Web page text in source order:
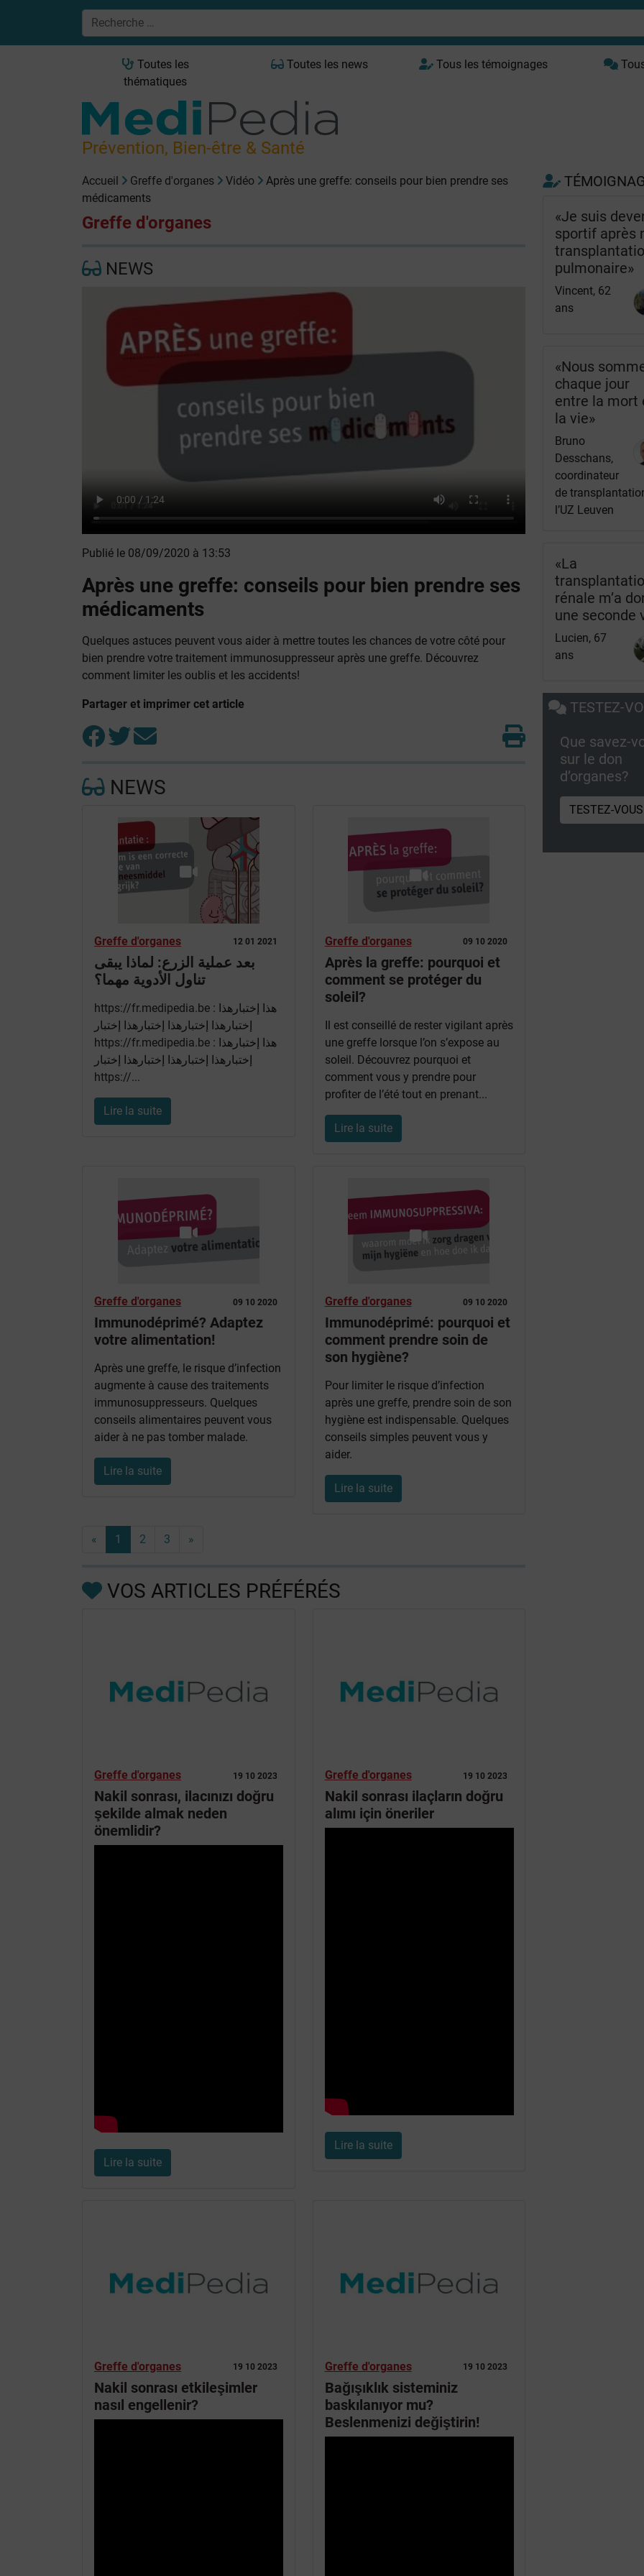
Toutes les
thématiques
Toutes les news Tous les témoignages
Prévention, Bien-être & Santé
Accueil Greffe d'organes Vidéo
Après une greffe: conseils pour bien prendre ses
médicaments
Greffe d'organes
NEWS
Publié le 08/09/2020 à 13:53
Après une greffe: conseils pour bien prendre ses
médicaments
Quelques astuces peuvent vous aider à mettre toutes les chances de votre côté pour
bien prendre votre traitement immunosuppresseur après une greffe. Découvrez
comment limiter les oublis et les accidents!
Partager et imprimer cet article
NEWS
12 01 2021
Greffe d'organes
بعد عملية الزرع: لماذا يبقى
تناول الأدوية مهما؟
https://fr.medipedia.be : هذا إختبارهذا
https://fr.medipedia.be : هذا إختبارهذا
https://...
Lire la suite
09 10 2020
Greffe d'organes
Après la greffe: pourquoi et
comment se protéger du
soleil?
Il est conseillé de rester vigilant après
une greffe lorsque l’on s’expose au
soleil. Découvrez pourquoi et
comment vous y prendre pour
profiter de l’été tout en prenant...
Lire la suite
09 10 2020
Greffe d'organes
Immunodéprimé? Adaptez
votre alimentation!
Après une greffe, le risque d’infection
augmente à cause des traitements
immunosuppresseurs. Quelques
conseils alimentaires peuvent vous
aider à ne pas tomber malade.
Lire la suite
09 10 2020
Greffe d'organes
Immunodéprimé: pourquoi et
comment prendre soin de
son hygiène?
Pour limiter le risque d’infection
après une greffe, prendre soin de son
hygiène est indispensable. Quelques
conseils simples peuvent vous y
aider.
Lire la suite
« 1 2 3 »
VOS ARTICLES PRÉFÉRÉS
19 10 2023
Greffe d'organes
Nakil sonrası, ilacınızı doğru
şekilde almak neden
önemlidir?
Lire la suite
19 10 2023
Greffe d'organes
Nakil sonrası ilaçların doğru
alımı için öneriler
Lire la suite
19 10 2023
Greffe d'organes
Nakil sonrası etkileşimler
nasıl engellenir?
19 10 2023
Greffe d'organes
Bağışıklık sisteminiz
baskılanıyor mu?
Beslenmenizi değiştirin!
«Je suis
sportif après
pulmonaire»
Vincent, 62
ans
«Nous
chaque jour
entre la mort
la vie»
Bruno
Desschans,
coordinateur
de
l’UZ Leuven
«La
rénale m’a
une seconde
Lucien, 67
ans
TESTEZ-
Que savez-
sur le don
d’organes?
TESTEZ-VOUS